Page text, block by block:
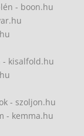
- boon.hu
- kisalfold.hu
- szoljon.hu
- kemma.hu